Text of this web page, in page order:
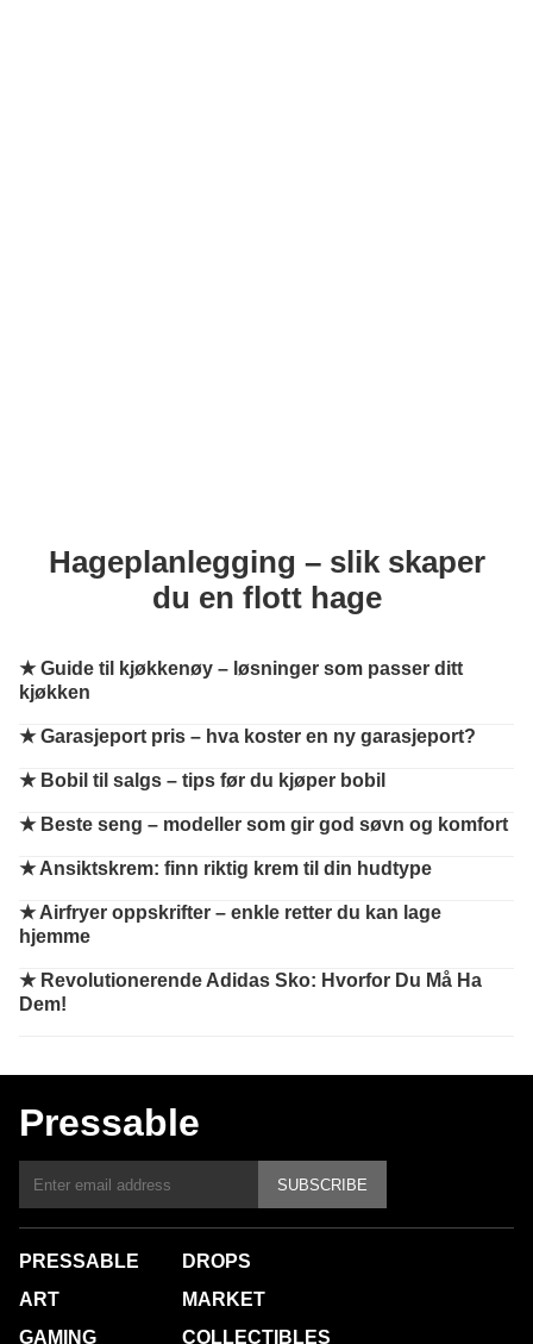
Hageplanlegging – slik skaper
du en flott hage
★Guide til kjøkkenøy – løsninger som passer ditt
kjøkken
★Garasjeport pris – hva koster en ny garasjeport?
★ Bobil til salgs – tips før du kjøper bobil
★ Beste seng – modeller som gir god søvn og komfort
★Ansiktskrem: finn riktig krem til din hudtype
★Airfryer oppskrifter – enkle retter du kan lage
hjemme
★ Revolutionerende Adidas Sko: Hvorfor Du Må Ha
Dem!
Pressable
SUBSCRIBE
PRESSABLE
ART
GAMING
DROPS
MARKET
COLLECTIBLES